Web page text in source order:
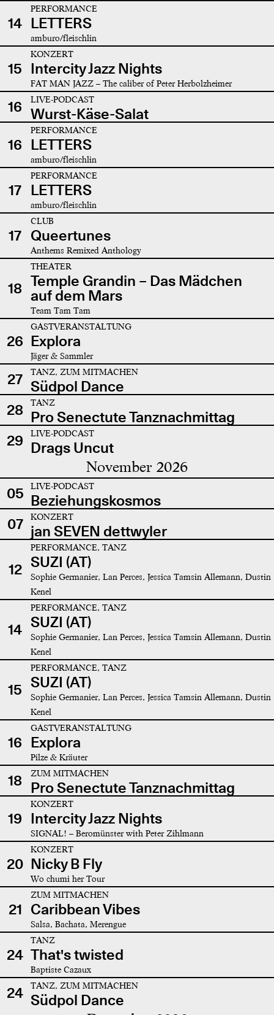
14
PERFORMANCE
LETTERS
amburo/fleischlin
15
KONZERT
Intercity Jazz Nights
FAT MAN JAZZ – The caliber of Peter Herbolzheimer
16 LIVE-PODCAST
Wurst-Käse-Salat
16
PERFORMANCE
LETTERS
amburo/fleischlin
17
PERFORMANCE
LETTERS
amburo/fleischlin
17
CLUB
Queertunes
Anthems Remixed Anthology
18
THEATER
Temple Grandin – Das Mädchen
auf dem Mars
Team Tam Tam
26
GASTVERANSTALTUNG
Explora
Jäger & Sammler
27 TANZ, ZUM MITMACHEN
Südpol Dance
28
TANZ
Pro Senectute Tanznachmittag
29
LIVE-PODCAST
Drags Uncut
November 2026
05 LIVE-PODCAST
Beziehungskosmos
07
KONZERT
jan SEVEN dettwyler
12
PERFORMANCE, TANZ
SUZI (AT)
Sophie Germanier, Lan Perces, Jessica Tamsin Allemann, Dustin
Kenel
14
PERFORMANCE, TANZ
SUZI (AT)
Sophie Germanier, Lan Perces, Jessica Tamsin Allemann, Dustin
Kenel
15
PERFORMANCE, TANZ
SUZI (AT)
Sophie Germanier, Lan Perces, Jessica Tamsin Allemann, Dustin
Kenel
16
GASTVERANSTALTUNG
Explora
Pilze & Kräuter
18 ZUM MITMACHEN
Pro Senectute Tanznachmittag
19
KONZERT
Intercity Jazz Nights
SIGNAL! – Beromünster with Peter Zihlmann
20
KONZERT
Nicky B Fly
Wo chumi her Tour
21
ZUM MITMACHEN
Caribbean Vibes
Salsa, Bachata, Merengue
24
TANZ
That's twisted
Baptiste Cazaux
24 TANZ, ZUM MITMACHEN
Südpol Dance